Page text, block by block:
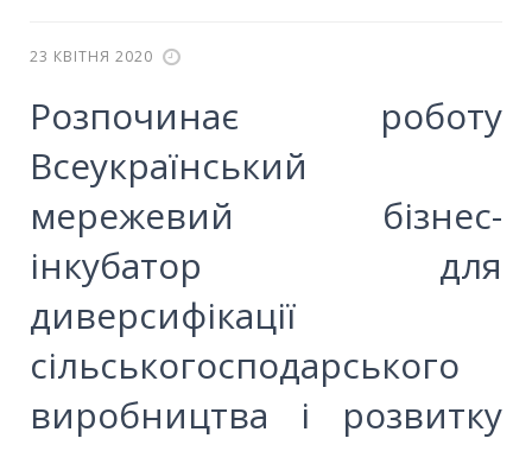
23 КВІТНЯ 2020
Розпочинає роботу
Всеукраїнський
мережевий бізнес-
інкубатор для
диверсифікації
сільськогосподарського
виробництва і розвитку